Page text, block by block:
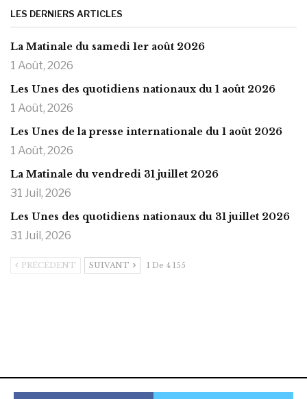
LES DERNIERS ARTICLES
La Matinale du samedi 1er août 2026
1 Août, 2026
Les Unes des quotidiens nationaux du 1 août 2026
1 Août, 2026
Les Unes de la presse internationale du 1 août 2026
1 Août, 2026
La Matinale du vendredi 31 juillet 2026
31 Juil, 2026
Les Unes des quotidiens nationaux du 31 juillet 2026
31 Juil, 2026
PRÉCÉDENT SUIVANT 1 De 4 155